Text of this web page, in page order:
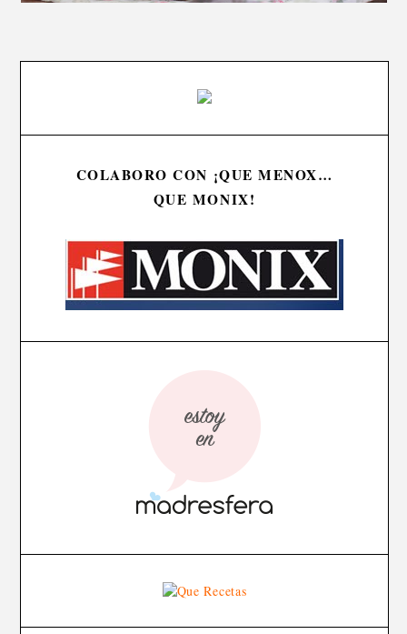
COLABORO CON ¡QUE MENOX…
QUE MONIX!